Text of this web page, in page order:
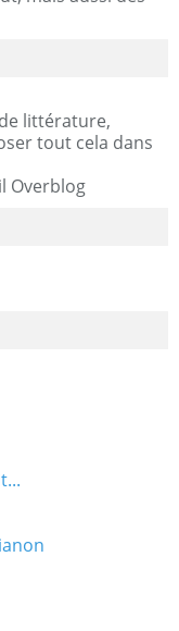
littérature,
tout cela dans
Overblog